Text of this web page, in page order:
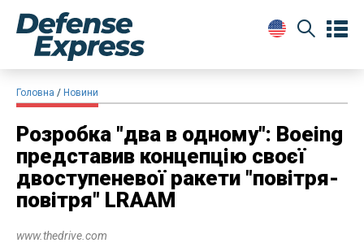
Головна Новини
Розробка "два в одному": Boeing
представив концепцію своєї
двоступеневої ракети "повітря-
повітря" LRAAM
www.thedrive.com